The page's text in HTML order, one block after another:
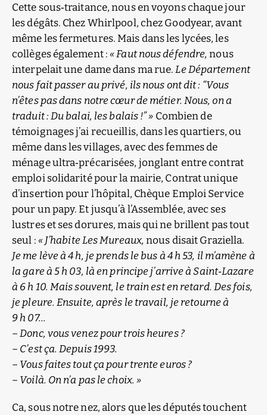
Cette sous‑traitance, nous en voyons chaque jour
les dégâts. Chez Whirlpool, chez Goodyear, avant
même les fermetures. Mais dans les lycées, les
collèges également :« Faut nous défendre, nous
interpelait une dame dans ma rue.Le Département
nous fait passer au privé, ils nous ont dit : “Vous
n’êtes pas dans notre cœur de métier. Nous, on a
traduit : Du balai, les balais !” » Combien de
témoignages j’ai recueillis, dans les quartiers, ou
même dans les villages, avec des femmes de
ménage ultra‑précarisées, jonglant entre contrat
emploi solidarité pour la mairie, Contrat unique
d’insertion pour l’hôpital, Chèque Emploi Service
pour un papy. Et jusqu’à l’Assemblée, avec ses
lustres et ses dorures, mais qui ne brillent pas tout
seul :« J’habite Les Mureaux,nous disait Graziella.
Je me lève à 4 h, je prends le bus à 4 h 53, il m’amène à
la gare à 5 h 03, là en principe j’arrive à Saint‑Lazare
à 6 h 10. Mais souvent, le train est en retard. Des fois,
je pleure. Ensuite, après le travail, je retourne à
9 h 07…
– Donc, vous venez pour trois heures ?
– C’est ça. Depuis 1993.
– Vous faites tout ça pour trente euros ?
– Voilà. On n’a pas le choix. »
Ca, sous notre nez, alors que les députés touchent